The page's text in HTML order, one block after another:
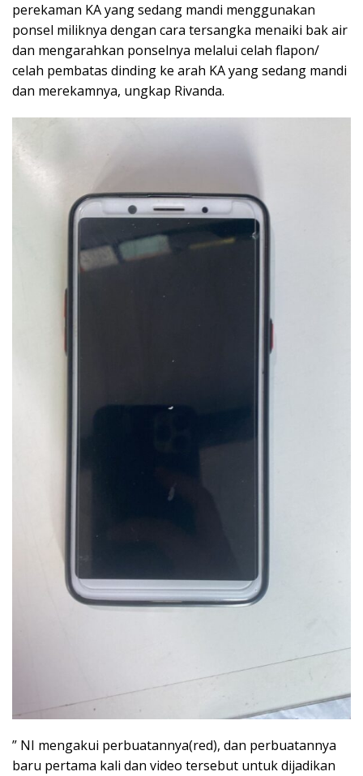
perekaman KA yang sedang mandi menggunakan
ponsel miliknya dengan cara tersangka menaiki bak air
dan mengarahkan ponselnya melalui celah flapon/
celah pembatas dinding ke arah KA yang sedang mandi
dan merekamnya, ungkap Rivanda.
” NI mengakui perbuatannya(red), dan perbuatannya
baru pertama kali dan video tersebut untuk dijadikan